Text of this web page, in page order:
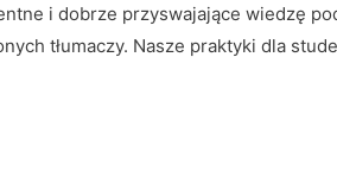
i dobrze przyswajające wiedzę
tłumaczy. Nasze praktyki dla